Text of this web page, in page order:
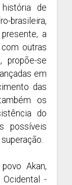
de
brasileira,
a
outras
propõe-se
em
das
os
do
possíveis
Akan,
-